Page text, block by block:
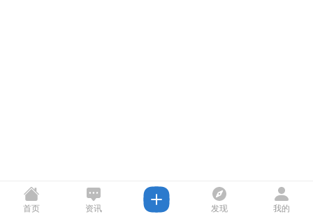
首页 资讯 发现 我的